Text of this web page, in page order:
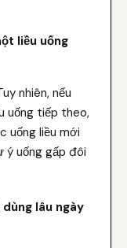
liều uống
nhiên, nếu
uống tiếp theo,
uống liều mới
ý uống gấp đôi
lâu ngày